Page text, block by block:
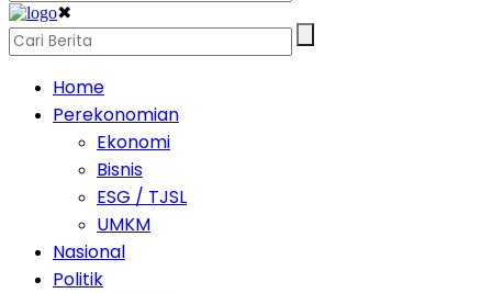
✖
Home
Perekonomian
Ekonomi
Bisnis
ESG / TJSL
UMKM
Nasional
Politik